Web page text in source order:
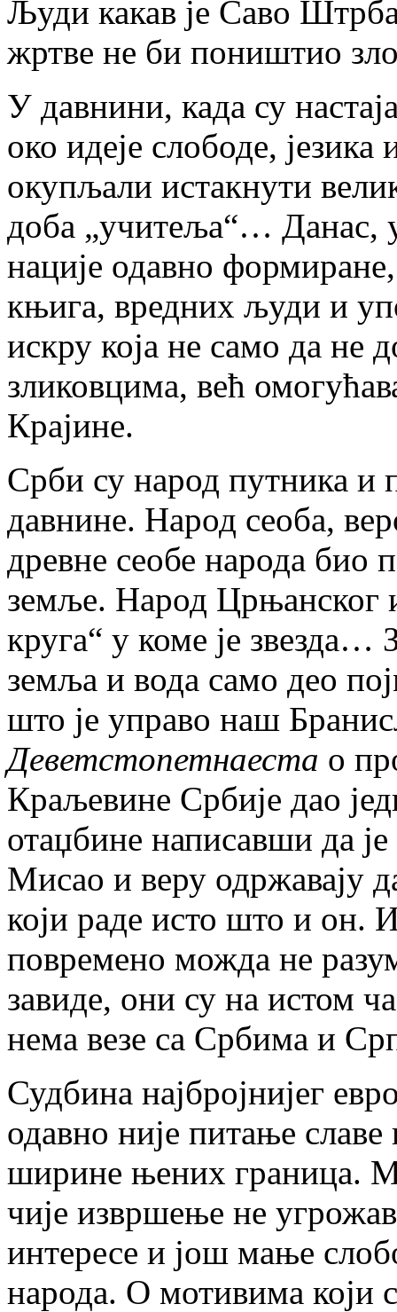
Људи какав је Саво
жртве не би поништио
У давнини, када су
око идеје слободе,
окупљали истакнути
доба „учитеља“… Данас,
нације одавно
књига, вредних људи и
искру која не само да не
зликовцима, већ
Крајине.
Срби су народ путника и
давнине. Народ сеоба,
древне сеобе народа био
земље. Народ Црњанског
круга“ у коме је звезда…
земља и вода само део
што је управо наш
Деветстопетнаеста о
Краљевине Србије дао
отаџбине написавши да
Мисао и веру одржавају
који раде исто што и он.
повремено можда не
завиде, они су на истом
нема везе са Србима и
Судбина најбројнијег
одавно није питање
ширине њених граница.
чије извршење не
интересе и још мање
народа. О мотивима